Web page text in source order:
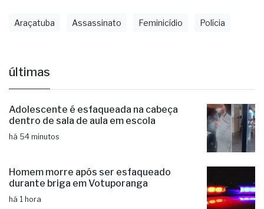
Araçatuba Assassinato Feminicídio Polícia
últimas
Adolescente é esfaqueada na cabeça
dentro de sala de aula em escola
há 54 minutos
Homem morre após ser esfaqueado
durante briga em Votuporanga
há 1 hora